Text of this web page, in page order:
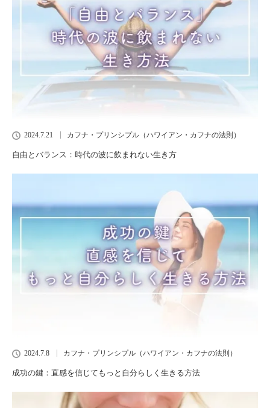
2024.7.21 カフナ・プリンシプル（ハワイアン・カフナの法則）
自由とバランス：時代の波に飲まれない生き方
2024.7.8 カフナ・プリンシプル（ハワイアン・カフナの法則）
成功の鍵：直感を信じてもっと自分らしく生きる方法